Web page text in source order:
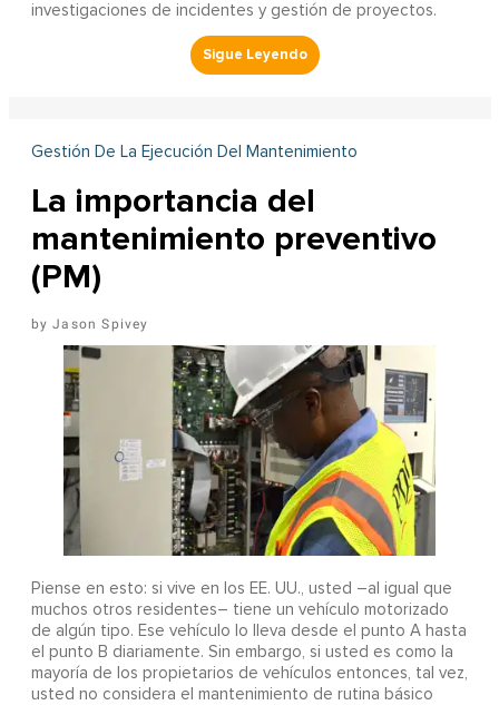
investigaciones de incidentes y gestión de proyectos.
Gestión De La Ejecución Del Mantenimiento
La importancia del
mantenimiento preventivo
(PM)
Jason Spivey
Piense en esto: si vive en los EE. UU., usted –al igual que
muchos otros residentes– tiene un vehículo motorizado
de algún tipo. Ese vehículo lo lleva desde el punto A hasta
el punto B diariamente. Sin embargo, si usted es como la
mayoría de los propietarios de vehículos entonces, tal vez,
usted no considera el mantenimiento de rutina básico